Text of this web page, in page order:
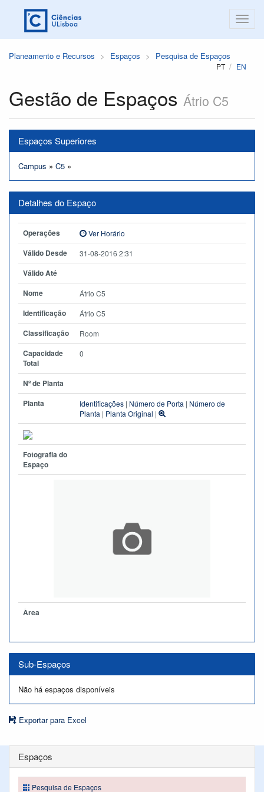
Planeamento e Recursos Espaços Pesquisa de Espaços
PT EN
Gestão de Espaços Átrio C5
Espaços Superiores
Campus » C5 »
Detalhes do Espaço
Operações Ver Horário
Válido Desde 31-08-2016 2:31
Válido Até
Nome
Átrio C5
Identificação Átrio C5
Classificação Room
Capacidade
Total
0
Nº de Planta
Planta
Identificações | Número de Porta | Número de
Planta | Planta Original |
Fotografia do
Espaço
Àrea
Sub-Espaços
Não há espaços disponíveis
Exportar para Excel
Espaços
Pesquisa de Espaços